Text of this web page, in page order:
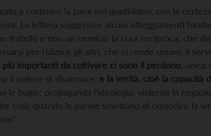
a costruire la pace nel quotidiano, con la
La lettera suggerisce alcuni atteggiamenti
fratello e non un nemico; la cura reciproca, che
per rialzare gli altri, che ci rende umani; il
più importanti da coltivare ci sono il perdono ,
il potere di disarmare, e la verità, cioè la capacità
le bugie; propaganda l’ideologia; violenza la
così: quando le parole smettono di custodire la